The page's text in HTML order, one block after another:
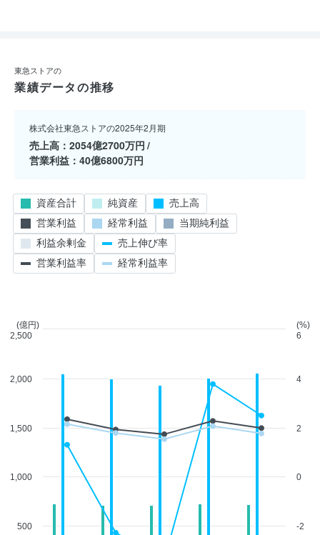
東急ストアの
業績データの推移
株式会社東急ストアの2025年2月期
売上高
2054億2700万円
営業利益
40億6800万円
500
1,000
1,500
2,000
(億円)
2,500
-2
0
2
4
(%)
6
資産合計 純資産
売上高
営業利益
経常利益
当期純利益
利益余剰金
売上伸び率
営業利益率
経常利益率